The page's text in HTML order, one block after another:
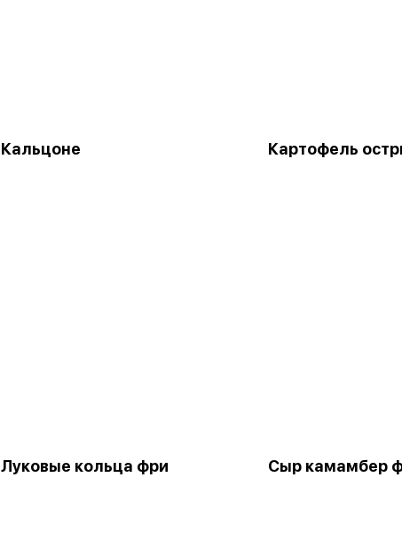
Кальцоне Картофель
Луковые кольца фри Сыр камамбер